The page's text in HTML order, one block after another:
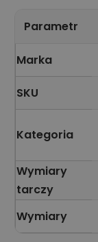
Parametr
Marka
SKU
Kategoria
Wymiary
tarczy
Wymiary